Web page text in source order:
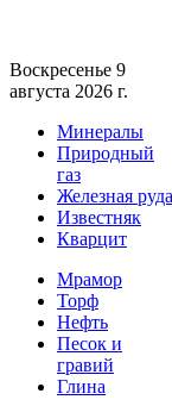
Воскресенье 9
августа 2026 г.
Минералы
Природный
газ
Железная руда
Известняк
Кварцит
Мрамор
Торф
Нефть
Песок и
гравий
Глина